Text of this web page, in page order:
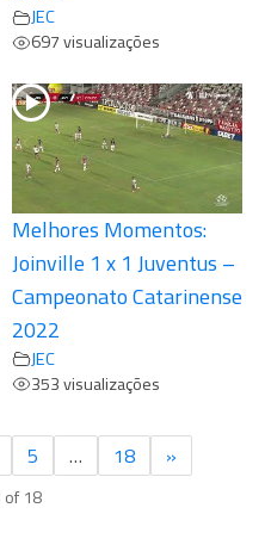
JEC
697 visualizações
Melhores Momentos:
Joinville 1 x 1 Juventus –
Campeonato Catarinense
2022
JEC
353 visualizações
5 … 18 »
of 18